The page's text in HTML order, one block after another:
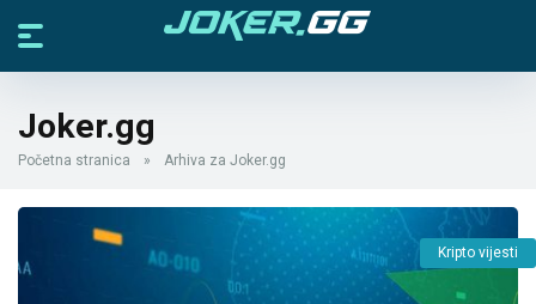
Joker.gg
Početna stranica » Arhiva za Joker.gg
Kripto vijesti